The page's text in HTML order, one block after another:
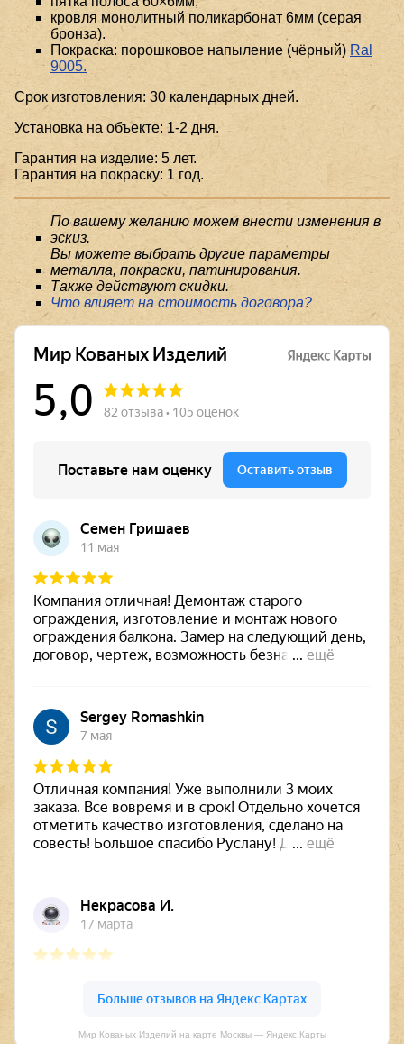
кровля монолитный поликарбонат 6мм (серая
бронза).
Покраска: порошковое напыление (чёрный) Ral
9005.
Срок изготовления: 30 календарных дней.
Установка на объекте: 1-2 дня.
Гарантия на изделие: 5 лет.
Гарантия на покраску: 1 год.
По вашему желанию можем внести изменения в
эскиз.
Вы можете выбрать другие параметры
металла, покраски, патинирования.
Также действуют скидки.
Что влияет на стоимость договора?
Мир Кованых Изделий на карте Москвы — Яндекс Карты